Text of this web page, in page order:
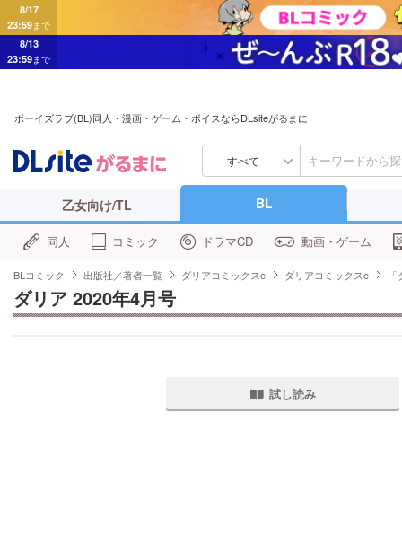
8/17
23:59まで
8/13
23:59まで
ボーイズラブ(BL)同人・漫画・ゲーム・ボイスならDLsiteがるまに
すべて
乙女向け/TL BL
同人 コミック ドラマCD 動画・ゲーム
BLコミック 出版社／著者一覧 ダリアコミックスe ダリアコミックスe
ダリア 2020年4月号
試し読み